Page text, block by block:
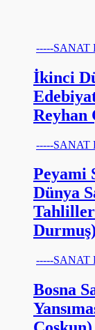
-----SANAT
İkinci
Reyhan
-----SANAT
Peyami
Dünya
Durmuş)
-----SANAT
Bosna